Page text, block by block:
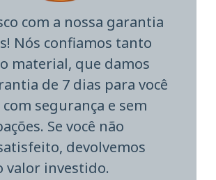
com a nossa garantia
Nós confiamos tanto
material, que damos
de 7 dias para você
segurança e sem
Se você não
devolvemos
valor investido.